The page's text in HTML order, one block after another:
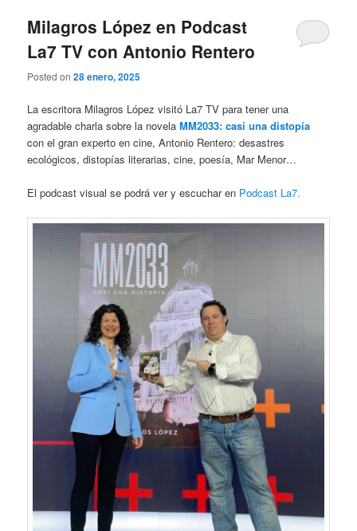
Milagros López en Podcast
La7 TV con Antonio Rentero
Posted on28 enero, 2025
La escritora Milagros López visitó La7 TV para tener una
agradable charla sobre la novelaMM2033: casi una distopía
con el gran experto en cine, Antonio Rentero: desastres
ecológicos, distopías literarias, cine, poesía, Mar Menor…
El podcast visual se podrá ver y escuchar en Podcast La7.